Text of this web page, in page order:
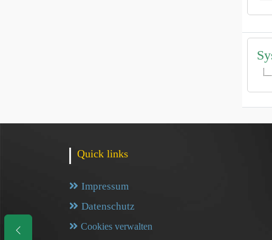
Quick links
Impressum
Datenschutz
Cookies verwalten